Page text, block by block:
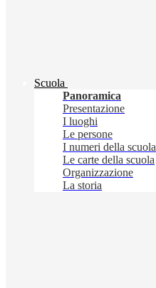
Scuola
Panoramica
Presentazione
I luoghi
Le persone
I numeri della scuola
Le carte della scuola
Organizzazione
La storia